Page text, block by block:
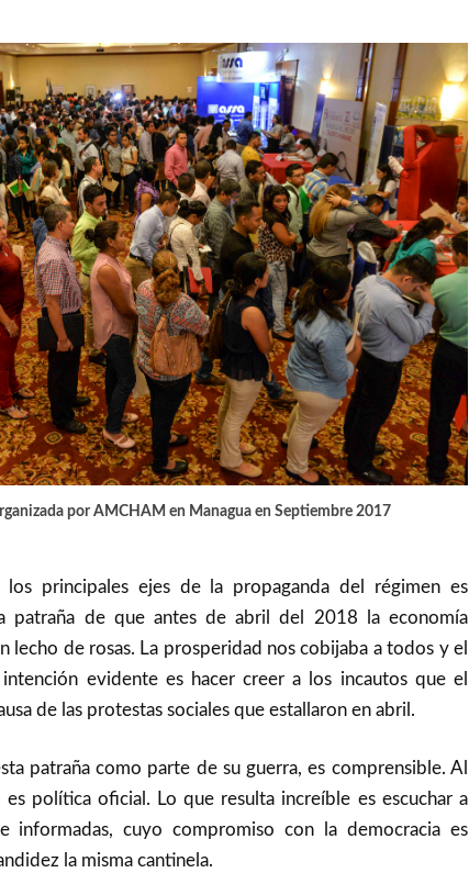
por AMCHAM en Managua en Septiembre 2017
principales ejes de la propaganda del régimen es
patraña de que antes de abril del 2018 la economía
lecho de rosas. La prosperidad nos cobijaba a todos y el
evidente es hacer creer a los incautos que el
de las protestas sociales que estallaron en abril.
patraña como parte de su guerra, es comprensible. Al
política oficial. Lo que resulta increíble es escuchar a
informadas, cuyo compromiso con la democracia es
la misma cantinela.